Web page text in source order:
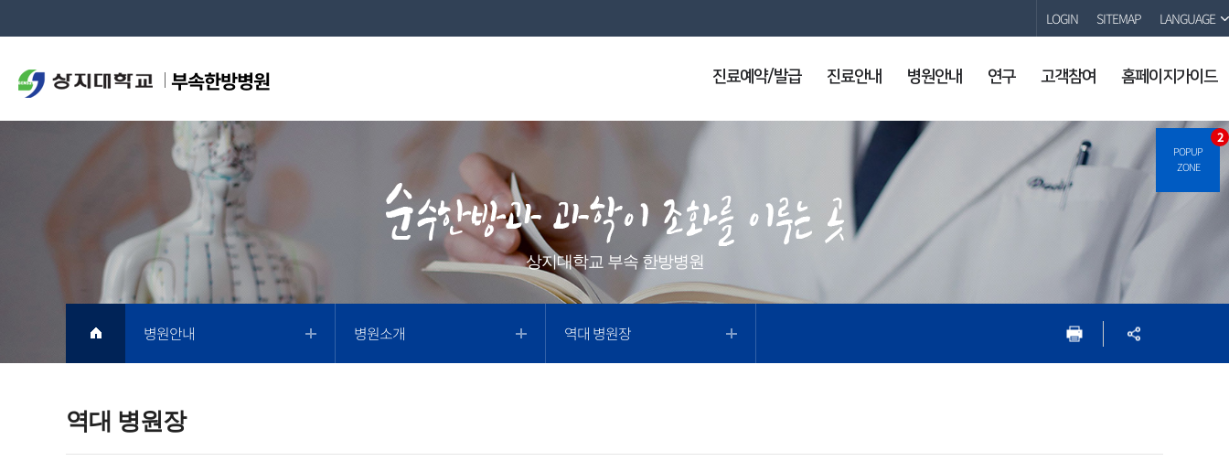
POPUP
ZONE
2
부속한방병원
LOGIN SITEMAP LANGUAGE
진료예약/발급 진료안내 병원안내 연구 고객참여 홈페이지가이드
상지대학교 부속 한방병원
역대 병원장
병원안내 병원소개 역대 병원장